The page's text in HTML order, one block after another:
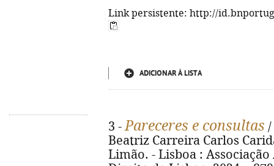
Link persistente: http://
ADICIONAR À LISTA
3 -Pareceres e consultas /
Beatriz Carreira Carlos
Limão. - Lisboa :